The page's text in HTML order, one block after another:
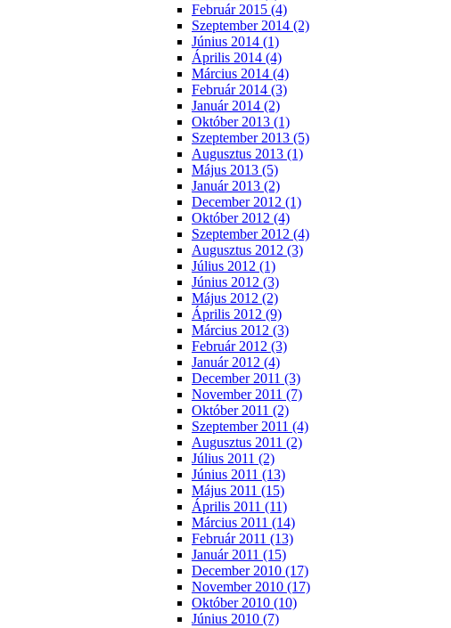
Február 2015 (4)
Szeptember 2014 (2)
Június 2014 (1)
Április 2014 (4)
Március 2014 (4)
Február 2014 (3)
Január 2014 (2)
Október 2013 (1)
Szeptember 2013 (5)
Augusztus 2013 (1)
Május 2013 (5)
Január 2013 (2)
December 2012 (1)
Október 2012 (4)
Szeptember 2012 (4)
Augusztus 2012 (3)
Július 2012 (1)
Június 2012 (3)
Május 2012 (2)
Április 2012 (9)
Március 2012 (3)
Február 2012 (3)
Január 2012 (4)
December 2011 (3)
November 2011 (7)
Október 2011 (2)
Szeptember 2011 (4)
Augusztus 2011 (2)
Július 2011 (2)
Június 2011 (13)
Május 2011 (15)
Április 2011 (11)
Március 2011 (14)
Február 2011 (13)
Január 2011 (15)
December 2010 (17)
November 2010 (17)
Október 2010 (10)
Június 2010 (7)